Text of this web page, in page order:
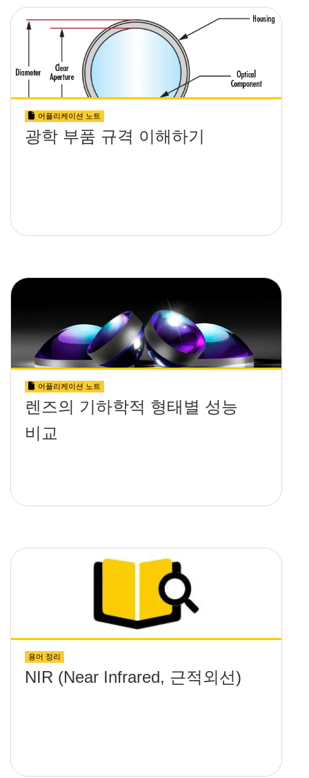
어플리케이션 노트
광학 부품 규격 이해하기
어플리케이션 노트
렌즈의 기하학적 형태별 성능
비교
용어 정리
NIR (Near Infrared, 근적외선)